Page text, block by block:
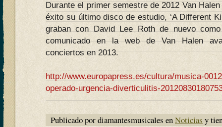
Durante el primer semestre de 2012 Van
éxito su último disco de estudio, ‘A Different
graban con David Lee Roth de nuevo
comunicado en la web de Van Halen
conciertos en 2013.
http://www.europapress.es/cultura/musica-
operado-urgencia-diverticulitis-
Publicado por diamantesmusicales enNoticias y